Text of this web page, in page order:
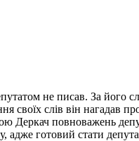
не писав. За його
своїх слів він нагадав
Деркач повноважень
адже готовий стати